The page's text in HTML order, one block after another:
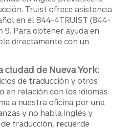
Truist ofrece asistencia
en el 844-4TRUIST (844-
9. Para obtener ayuda en
directamente con un
ciudad de Nueva York:
de traducción y otros
en relación con los idiomas
a nuestra oficina por una
y no habla inglés y
traducción, recuerde